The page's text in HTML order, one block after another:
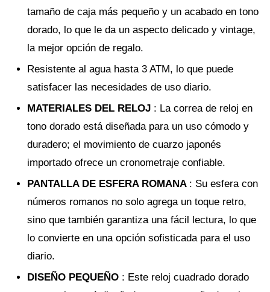
tamaño de caja más pequeño y un acabado en tono
dorado, lo que le da un aspecto delicado y vintage,
la mejor opción de regalo.
Resistente al agua hasta 3 ATM, lo que puede
satisfacer las necesidades de uso diario.
MATERIALES DEL RELOJ : La correa de reloj en
tono dorado está diseñada para un uso cómodo y
duradero; el movimiento de cuarzo japonés
importado ofrece un cronometraje confiable.
PANTALLA DE ESFERA ROMANA : Su esfera con
números romanos no solo agrega un toque retro,
sino que también garantiza una fácil lectura, lo que
lo convierte en una opción sofisticada para el uso
diario.
DISEÑO PEQUEÑO : Este reloj cuadrado dorado